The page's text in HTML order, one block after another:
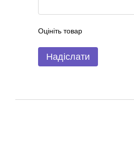
Оцініть товар
Надіслати